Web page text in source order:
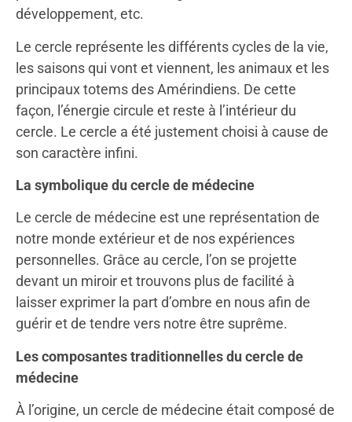
développement, etc.
Le cercle représente les différents cycles de la vie,
les saisons qui vont et viennent, les animaux et les
principaux totems des Amérindiens. De cette
façon, l’énergie circule et reste à l’intérieur du
cercle. Le cercle a été justement choisi à cause de
son caractère infini.
La symbolique du cercle de médecine
Le cercle de médecine est une représentation de
notre monde extérieur et de nos expériences
personnelles. Grâce au cercle, l’on se projette
devant un miroir et trouvons plus de facilité à
laisser exprimer la part d’ombre en nous afin de
guérir et de tendre vers notre être suprême.
Les composantes traditionnelles du cercle de
médecine
À l’origine, un cercle de médecine était composé de